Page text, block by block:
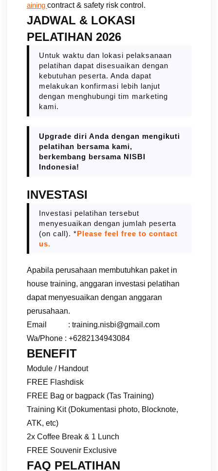
aining contract & safety risk control.
JADWAL & LOKASI
PELATIHAN 2026
Untuk waktu dan lokasi pelaksanaan
pelatihan dapat disesuaikan dengan
kebutuhan peserta. Anda dapat
melakukan konfirmasi lebih lanjut
dengan menghubungi tim marketing
kami.
Upgrade diri Anda dengan mengikuti
pelatihan bersama kami,
berkembang bersama NISBI
Indonesia!
INVESTASI
Investasi pelatihan tersebut
menyesuaikan dengan jumlah peserta
(on call). *Please feel free to contact
us.
Apabila perusahaan membutuhkan paket in
house training, anggaran investasi pelatihan
dapat menyesuaikan dengan anggaran
perusahaan.
Email : training.nisbi@gmail.com
Wa/Phone : +6282134943084
BENEFIT
Module / Handout
FREE Flashdisk
FREE Bag or bagpack (Tas Training)
Training Kit (Dokumentasi photo, Blocknote,
ATK, etc)
2x Coffee Break & 1 Lunch
FREE Souvenir Exclusive
FAQ PELATIHAN